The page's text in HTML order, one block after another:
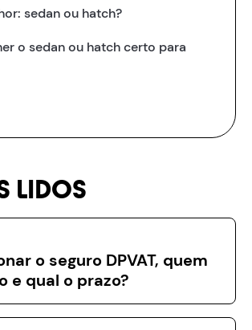
sedan ou hatch?
o sedan ou hatch certo para
LIDOS
o seguro DPVAT, quem
e qual o prazo?